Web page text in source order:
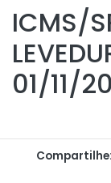
ICMS/
01/11/
Compartilhe: